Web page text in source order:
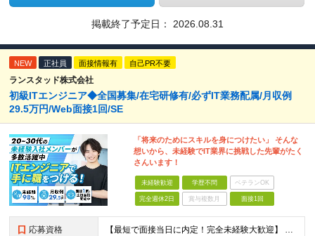
掲載終了予定日： 2026.08.31
NEW 正社員 面接情報有 自己PR不要
ランスタッド株式会社
初級ITエンジニア◆全国募集/在宅研修有/必ずIT業務配属/月収例
29.5万円/Web面接1回/SE
「将来のためにスキルを身につけたい」 そんな
想いから、未経験でIT業界に挑戦した先輩がたく
さんいます！
未経験歓迎 学歴不問 ベテランOK
完全週休2日 賞与複数月 面接1回
応募資格 【最短で面接当日に内定！完全未経験大歓迎】 ・業種／職種未経験歓迎 ・社会人デビュー、第二新卒、既卒者大歓迎 ・学歴不問（文系、理系不問） ・20代～30代、男女問わず活躍中 ・服装、髪色自由 ・明確